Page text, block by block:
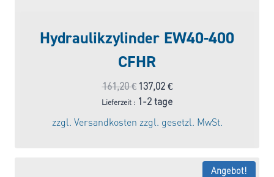
Hydraulikzylinder EW40-400
CFHR
161,20€ Ursprünglicher
Preis
war:
161,20 €
137,02 €Aktueller
Preis
Lieferzeit : 1-2 tage
zzgl. Versandkosten zzgl. gesetzl. MwSt.
Angebot!